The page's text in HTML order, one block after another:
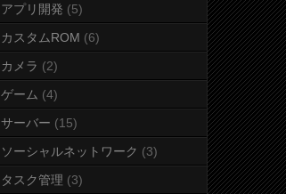
アプリ開発 (5)
カスタムROM (6)
カメラ (2)
ゲーム (4)
サーバー (15)
ソーシャルネットワーク (3)
タスク管理 (3)